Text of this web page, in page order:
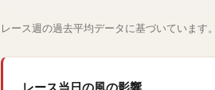
レース週の過去平均データに基づいています。